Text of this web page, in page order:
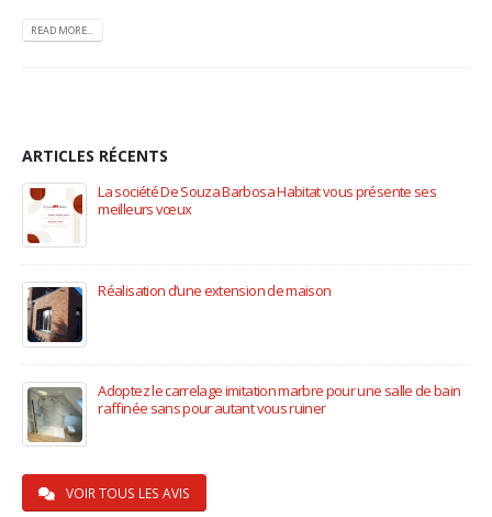
READ MORE...
ARTICLES RÉCENTS
La société De Souza Barbosa Habitat vous présente ses
meilleurs vœux
Réalisation d’une extension de maison
Adoptez le carrelage imitation marbre pour une salle de bain
raffinée sans pour autant vous ruiner
VOIR TOUS LES AVIS